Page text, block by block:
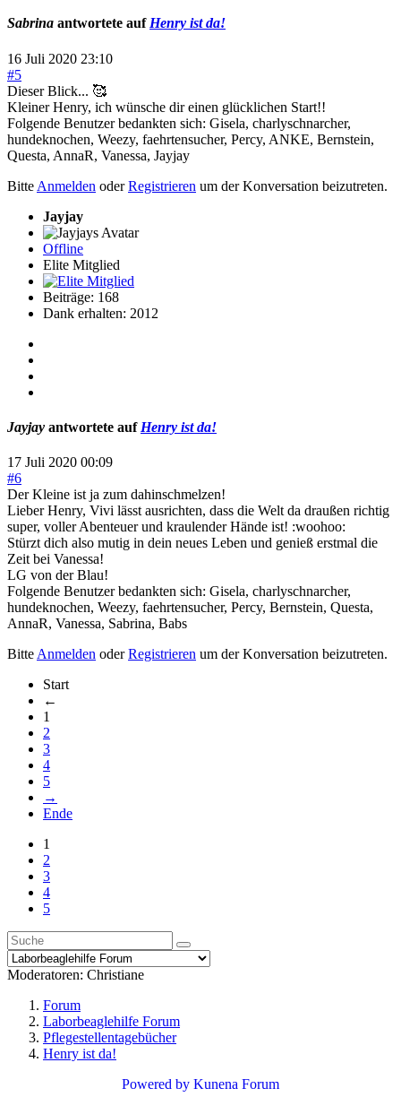
Sabrina antwortete auf Henry ist da!
16 Juli 2020 23:10
#5
Dieser Blick... 🥰
Kleiner Henry, ich wünsche dir einen glücklichen Start!!
Folgende Benutzer bedankten sich: Gisela, charlyschnarcher,
hundeknochen, Weezy, faehrtensucher, Percy, ANKE, Bernstein,
Questa, AnnaR, Vanessa, Jayjay
Bitte Anmelden oderRegistrieren um der Konversation beizutreten.
Jayjay
Offline
Elite Mitglied
Beiträge: 168
Dank erhalten: 2012
Jayjay antwortete auf Henry ist da!
17 Juli 2020 00:09
#6
Der Kleine ist ja zum dahinschmelzen!
Lieber Henry, Vivi lässt ausrichten, dass die Welt da draußen richtig
super, voller Abenteuer und kraulender Hände ist! :woohoo:
Stürzt dich also mutig in dein neues Leben und genieß erstmal die
Zeit bei Vanessa!
LG von der Blau!
Folgende Benutzer bedankten sich: Gisela, charlyschnarcher,
hundeknochen, Weezy, faehrtensucher, Percy, Bernstein, Questa,
AnnaR, Vanessa, Sabrina, Babs
Bitte Anmelden oderRegistrieren um der Konversation beizutreten.
Start
←
1
2
3
4
5
→
Ende
1
2
3
4
5
Moderatoren: Christiane
Forum
Laborbeaglehilfe Forum
Pflegestellentagebücher
Henry ist da!
Powered by Kunena Forum